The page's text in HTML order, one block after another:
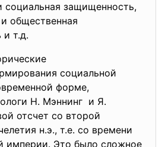
социальная защищенность,
общественная
и т.д.
социальной
форме,
Н. Мэннинг и Я.
отсчет со второй
н.э., т.е. со времени
империи. Это было сложное